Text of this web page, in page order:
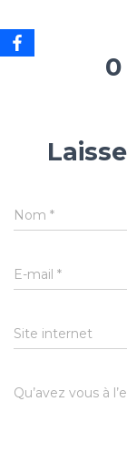
Nom *
E-mail *
Site internet
Qu’avez vous à